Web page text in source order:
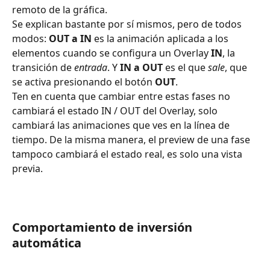
remoto de la gráfica.
Se explican bastante por sí mismos, pero de todos
modos: OUT a IN es la animación aplicada a los
elementos cuando se configura un Overlay IN, la
transición de entrada. Y IN a OUT es el que sale, que
se activa presionando el botón OUT.
Ten en cuenta que cambiar entre estas fases no
cambiará el estado IN / OUT del Overlay, solo
cambiará las animaciones que ves en la línea de
tiempo. De la misma manera, el preview de una fase
tampoco cambiará el estado real, es solo una vista
previa.
Comportamiento de inversión
automática